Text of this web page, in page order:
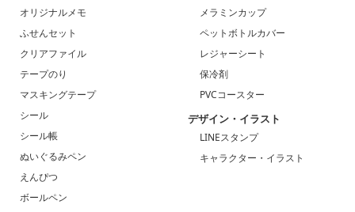
オリジナルメモ
ふせんセット
クリアファイル
テープのり
マスキングテープ
シール
シール帳
ぬいぐるみペン
えんぴつ
ボールペン
メラミンカップ
ペットボトルカバー
レジャーシート
保冷剤
PVCコースター
デザイン・イラスト
LINEスタンプ
キャラクター・イラスト